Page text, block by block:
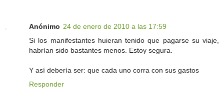
Anónimo 24 de enero de 2010 a las 17:59
Si los manifestantes huieran tenido que pagarse su viaje,
habrían sido bastantes menos. Estoy segura.
Y así debería ser: que cada uno corra con sus gastos
Responder